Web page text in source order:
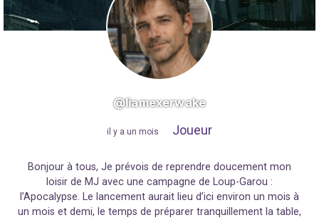
@liamexerwake
il y a un mois Joueur
Bonjour à tous, Je prévois de reprendre doucement mon
loisir de MJ avec une campagne de Loup-Garou :
l’Apocalypse. Le lancement aurait lieu d’ici environ un mois à
un mois et demi, le temps de préparer tranquillement la table,